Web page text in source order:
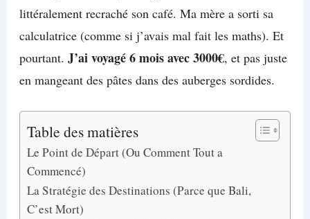
littéralement recraché son café. Ma mère a sorti sa
calculatrice (comme si j’avais mal fait les maths). Et
pourtant. J’ai voyagé 6 mois avec 3000€, et pas juste
en mangeant des pâtes dans des auberges sordides.
Table des matières
Le Point de Départ (Ou Comment Tout a
Commencé)
La Stratégie des Destinations (Parce que Bali,
C’est Mort)